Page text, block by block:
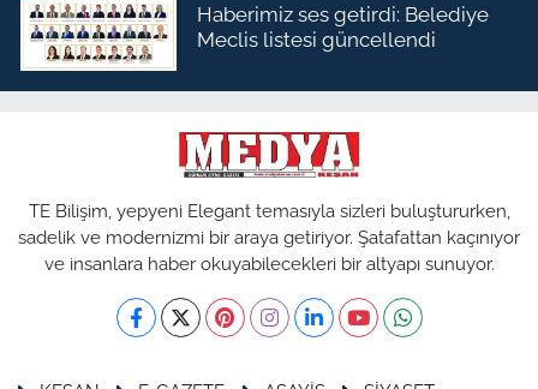
Haberimiz ses getirdi: Belediye
Meclis listesi güncellendi
TE Bilişim, yepyeni Elegant temasıyla sizleri buluştururken,
sadelik ve modernizmi bir araya getiriyor. Şatafattan kaçınıyor
ve insanlara haber okuyabilecekleri bir altyapı sunuyor.